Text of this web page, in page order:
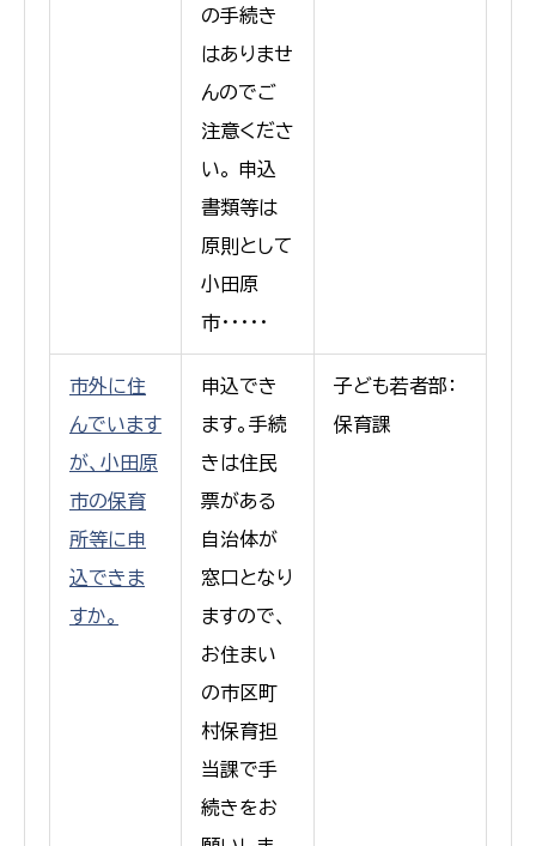
の手続き
はありませ
んのでご
注意くださ
い。 申込
書類等は
原則として
小田原
市・・・・・
市外に住
んでいます
が、小田原
市の保育
所等に申
込できま
すか。
申込でき
ます。手続
きは住民
票がある
自治体が
窓口となり
ますので、
お住まい
の市区町
村保育担
当課で手
続きをお
子ども若者部：
保育課